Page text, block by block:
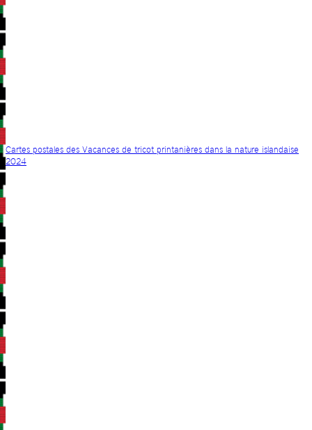
Cartes postales des Vacances de tricot printanières dans la nature islandaise
2024